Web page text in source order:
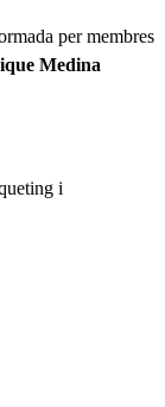
per membres
Medina
i